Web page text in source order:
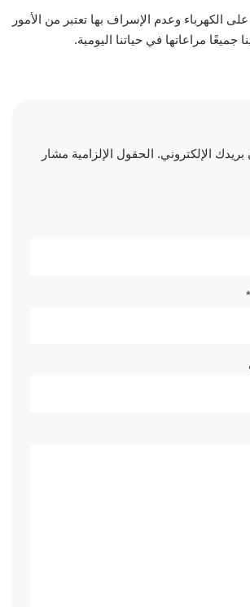
الكهرباء وعدم الإسراف بها تعتبر من الأمور
جميعًا مراعاتها في حياتنا اليومية.
الإلكتروني. الحقول الإلزامية مشار
*